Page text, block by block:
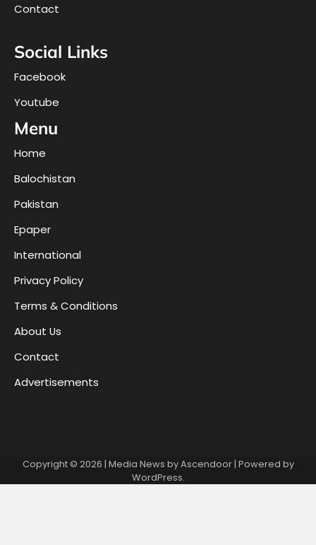
Contact
Social Links
Facebook
Youtube
Menu
Home
Balochistan
Pakistan
Epaper
International
Privacy Policy
Terms & Conditions
About Us
Contact
Advertisements
Copyright © 2026 | Media News byAscendoor| Powered by
WordPress.